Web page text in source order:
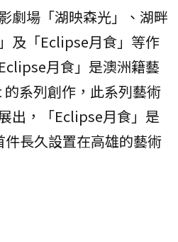
劇場「湖映森光」、湖畔
及「Eclipse月食」等作
月食」是澳洲籍藝
系列創作，此系列藝術
出，「Eclipse月食」是
件長久設置在高雄的藝術